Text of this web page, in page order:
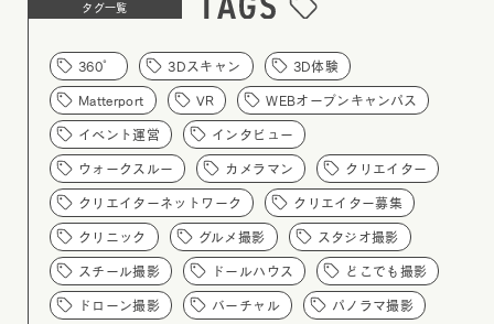
タグ一覧
360° 3Dスキャン 3D体験
Matterport VR WEBオープンキャンパス
イベント運営 インタビュー
ウォークスルー カメラマン クリエイター
クリエイターネットワーク クリエイター募集
クリニック グルメ撮影 スタジオ撮影
スチール撮影 ドールハウス どこでも撮影
ドローン撮影 バーチャル パノラマ撮影